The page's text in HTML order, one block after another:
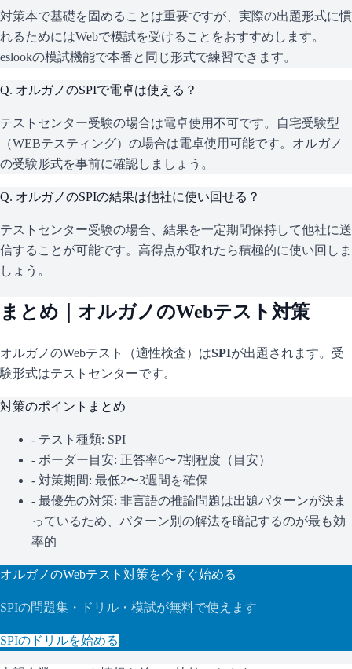
対策本で基礎を固めることは重要ですが、実際の出題形式に慣
れるためにはWebで模試を受けることをおすすめします。
eslookの模試機能で本番と同じ形式で練習できます。
Q. オルガノのSPIで電卓は使える？
テストセンター受験の場合は電卓使用不可です。自宅受験型
（WEBテスティング）の場合は電卓使用可能です。オルガノ
の受験形式を事前に確認しましょう。
Q. オルガノのSPIの結果は他社に使い回せる？
テストセンター受験の場合、結果を一定期間保持して他社に送
信することが可能です。高得点が取れたら積極的に使い回しま
しょう。
まとめ｜ オルガノ のWebテスト対策
オルガノのWebテスト（適性検査）はSPIが出題されます。 受
験形式はテストセンターです。
対策のポイントまとめ
- テスト種類: SPI
- ボーダー目安: 正答率6〜7割程度（目安）
- 対策期間: 最低2〜3週間を確保
- 最優先の対策: 非言語の推論問題は出題パターンが決ま
っているため、パターン別の解法を暗記するのが最も効
率的
オルガノのWebテスト対策を今すぐ始める
SPIの問題集・ドリル・模試が無料で使えます
SPIのドリルを始める